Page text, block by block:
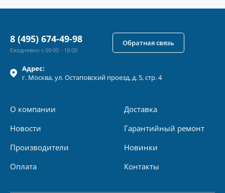
Адрес:
г. Москва, ул.Остаповский проезд, д. 5, стр. 4
О компании
Новости
Производители
Оплата
Доставка
Гарантийный ремонт
Новинки
Контакты
8 (495) 674-49-98
Ежедневно с 09:00 - 18:00
Обратная связь